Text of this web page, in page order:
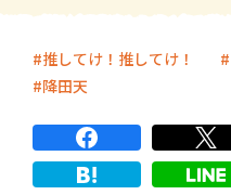
推してけ！推してけ！
降田天